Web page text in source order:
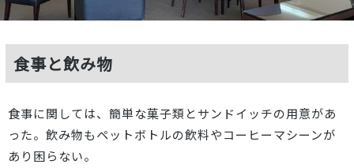
食事と飲み物
食事に関しては、簡単な菓子類とサンドイッチの用意があ
った。飲み物もペットボトルの飲料やコーヒーマシーンが
あり困らない。